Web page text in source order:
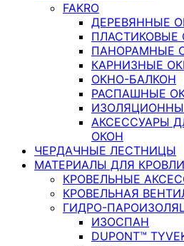
FAKRO
ДЕРЕВЯННЫЕ
ПЛАСТИКОВЫЕ
ПАНОРАМНЫЕ
КАРНИЗНЫЕ
ОКНО-БАЛКОН
РАСПАШНЫЕ
АКСЕССУАРЫ
ОКОН
ЧЕРДАЧНЫЕ ЛЕСТНИЦЫ
МАТЕРИАЛЫ ДЛЯ КРОВЛИ
КРОВЕЛЬНЫЕ
КРОВЕЛЬНАЯ
ГИДРО-
ИЗОСПАН
DUPONT™